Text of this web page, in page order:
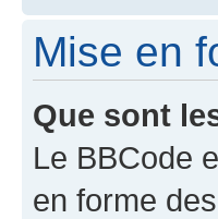
Mise en
Que sont
Le BBCode
en forme